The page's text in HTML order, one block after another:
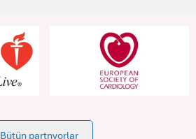
Bütün partnyorlar